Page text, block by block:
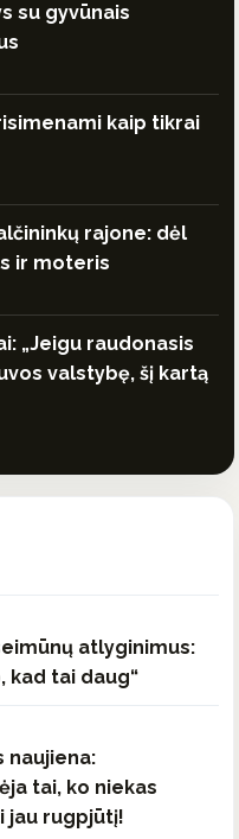
su gyvūnais
kaip tikrai
rajone: dėl
ir moteris
„Jeigu raudonasis
valstybę, šį kartą
atlyginimus:
kad tai daug“
naujiena:
tai, ko niekas
jau rugpjūtį!